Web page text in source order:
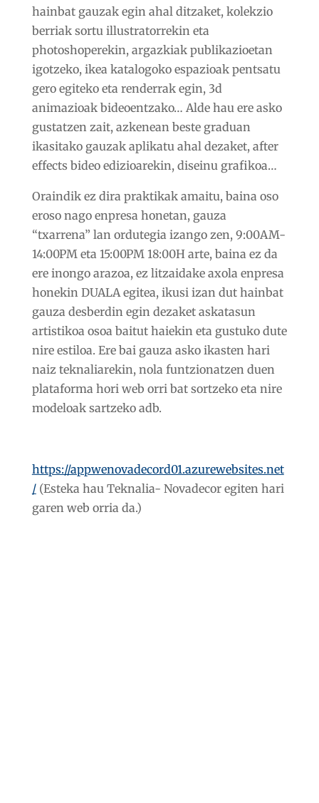
hainbat gauzak egin ahal ditzaket, kolekzio
berriak sortu illustratorrekin eta
photoshoperekin, argazkiak publikazioetan
igotzeko, ikea katalogoko espazioak pentsatu
gero egiteko eta renderrak egin, 3d
animazioak bideoentzako… Alde hau ere asko
gustatzen zait, azkenean beste graduan
ikasitako gauzak aplikatu ahal dezaket, after
effects bideo edizioarekin, diseinu grafikoa…
Oraindik ez dira praktikak amaitu, baina oso
eroso nago enpresa honetan, gauza
“txarrena” lan ordutegia izango zen, 9:00AM-
14:00PM eta 15:00PM 18:00H arte, baina ez da
ere inongo arazoa, ez litzaidake axola enpresa
honekin DUALA egitea, ikusi izan dut hainbat
gauza desberdin egin dezaket askatasun
artistikoa osoa baitut haiekin eta gustuko dute
nire estiloa. Ere bai gauza asko ikasten hari
naiz teknaliarekin, nola funtzionatzen duen
plataforma hori web orri bat sortzeko eta nire
modeloak sartzeko adb.
https://appwenovadecord01.azurewebsites.net
/(Esteka hau Teknalia- Novadecor egiten hari
garen web orria da.)